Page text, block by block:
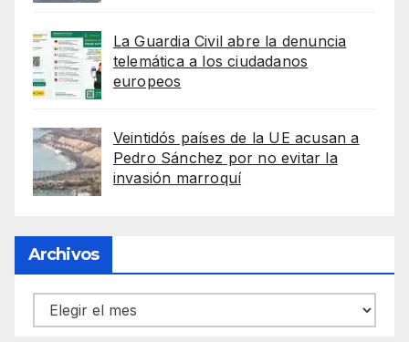
La Guardia Civil abre la denuncia
telemática a los ciudadanos
europeos
Veintidós países de la UE acusan a
Pedro Sánchez por no evitar la
invasión marroquí
Archivos
Archivos